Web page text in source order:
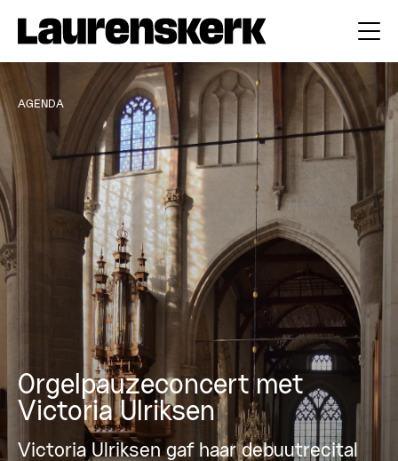
AGENDA
Orgelpauzeconcert met
Victoria Ulriksen
Victoria Ulriksen gaf haar debuutrecital